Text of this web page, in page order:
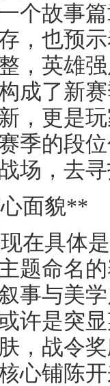
个故事
，也预
，英雄
成了新
，更是
季的段
场，去
面貌**
在具体
题命名
事与美
许是突
，战令
心铺陈